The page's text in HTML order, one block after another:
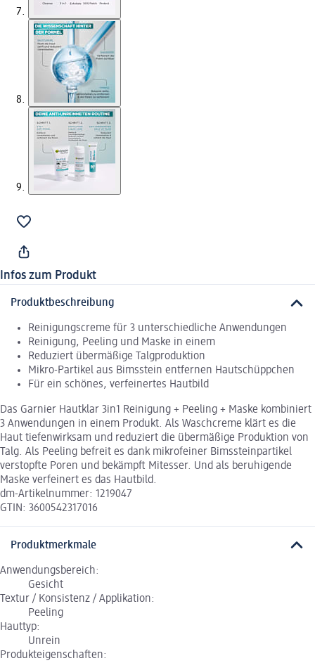
Infos zum Produkt
Produktbeschreibung
Reinigungscreme für 3 unterschiedliche Anwendungen
Reinigung, Peeling und Maske in einem
Reduziert übermäßige Talgproduktion
Mikro-Partikel aus Bimsstein entfernen Hautschüppchen
Für ein schönes, verfeinertes Hautbild
Das Garnier Hautklar 3in1 Reinigung + Peeling + Maske kombiniert
3 Anwendungen in einem Produkt. Als Waschcreme klärt es die
Haut tiefenwirksam und reduziert die übermäßige Produktion von
Talg. Als Peeling befreit es dank mikrofeiner Bimssteinpartikel
verstopfte Poren und bekämpft Mitesser. Und als beruhigende
Maske verfeinert es das Hautbild.
dm-Artikelnummer: 1219047
GTIN: 3600542317016
Produktmerkmale
Anwendungsbereich:
Gesicht
Textur / Konsistenz / Applikation:
Peeling
Hauttyp:
Unrein
Produkteigenschaften: